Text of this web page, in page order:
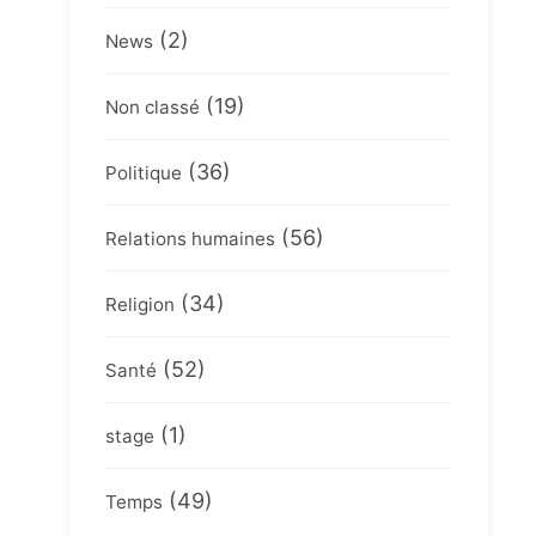
News (2)
Non classé (19)
Politique (36)
Relations humaines (56)
Religion (34)
Santé (52)
stage (1)
Temps (49)